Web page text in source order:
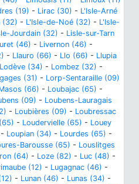
(19) - Lirac (30) - L'Isle-Arné
(32) - L'Isle-de-Noé (32) - L'Isle-
Jourdain (32) - Lisle-sur-Tarn
(46) - Livernon (46) -
- Llauro (66) - Llo (66) - Llupia
Lodève (34) - Lombez (32) -
(31) - Lorp-Sentaraille (09)
(66) - Loubajac (65) -
(09) - Loubens-Lauragais
- Loubières (09) - Loubressac
- Loudervielle (65) - Louey
- Loupian (34) - Lourdes (65) -
Barousse (65) - Louslitges
(64) - Loze (82) - Luc (48) -
(12) - Lugagnac (46) -
- Lunan (46) - Lunas (34) -